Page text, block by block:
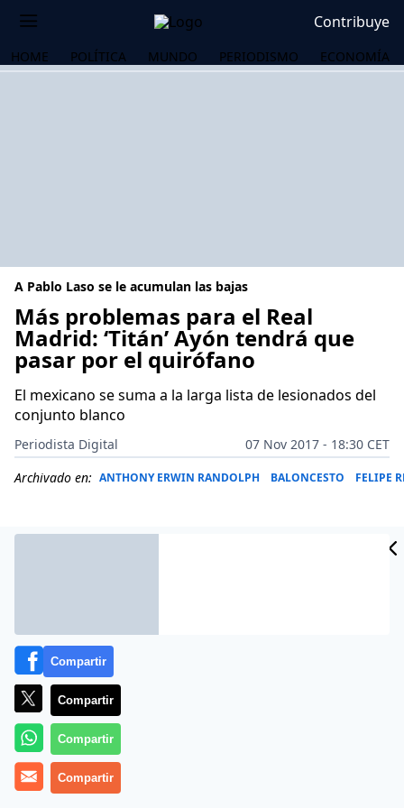
Contribuye
HOME POLÍTICA MUNDO PERIODISMO ECONOMÍA
A Pablo Laso se le acumulan las bajas
Más problemas para el Real
Madrid: ‘Titán’ Ayón tendrá que
pasar por el quirófano
El mexicano se suma a la larga lista de lesionados del
conjunto blanco
Periodista Digital
07 Nov 2017 - 18:30 CET
Archivado en: ANTHONY ERWIN RANDOLPH BALONCESTO FELIPE
El Real Madrid de baloncesto continua acumulando
problemas en sus filas. Después de un inicio de
Compartir
Compartir
Compartir
Compartir